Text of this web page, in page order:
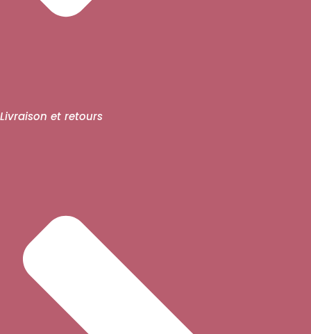
Livraison et retours